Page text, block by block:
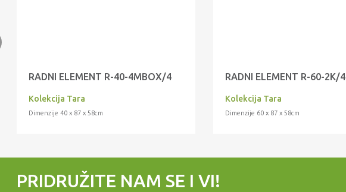
RADNI ELEMENT R-40-4MBOX/4
Kolekcija Tara
Dimenzije 40 x 87 x 58cm
RADNI ELEMENT R-60-2K/4
Kolekcija Tara
Dimenzije 60 x 87 x 58cm
PRIDRUŽITE NAM SE I VI!